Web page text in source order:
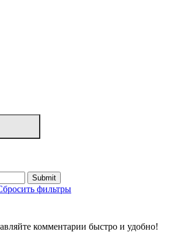
фильтры
комментарии быстро и удобно!